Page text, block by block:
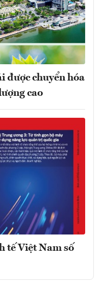
được chuyển hóa
cao
tế Việt Nam số